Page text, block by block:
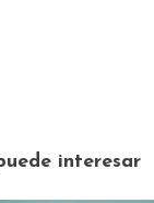
interesar